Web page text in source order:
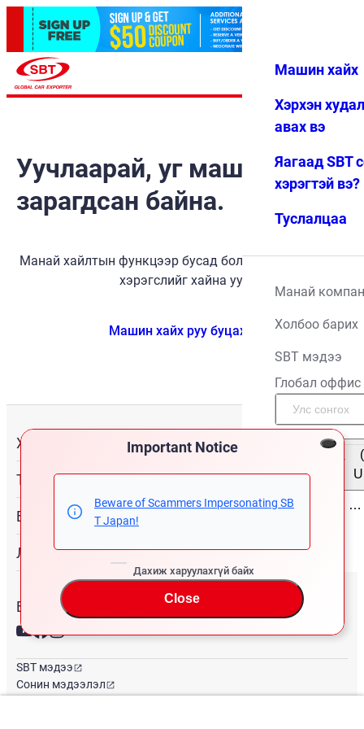
Дуртай Цэс
Машин хайх
Хэрхэн
авах вэ
Яагаад SBT
хэрэгтэй вэ?
Туслалцаа
Манай
Холбоо барих
SBT мэдээ
Глобал оффис
/
Important Notice
Beware of Scammers Impersonating SB
T Japan!
Дахиж харуулахгүй байх
Close
Уучлаарай, уг машин
зарагдсан байна.
Манай хайлтын функцээр бусад боломжит тээврийн
хэрэгслийг хайна уу.
Машин хайх руу буцах
Худалдан авах
Туслалцаа
Бидний тухай
Лавлагаа
Бидэнтэй холбогдоорой
SBT мэдээ
Сонин мэдээлэл